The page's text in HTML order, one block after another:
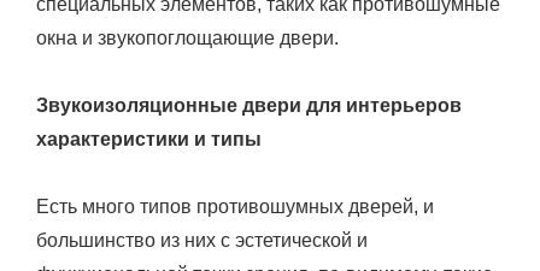
окна и звукопоглощающие двери.
Звукоизоляционные двери для интерьеров
характеристики и типы
Есть много типов противошумных дверей, и
большинство из них с эстетической и